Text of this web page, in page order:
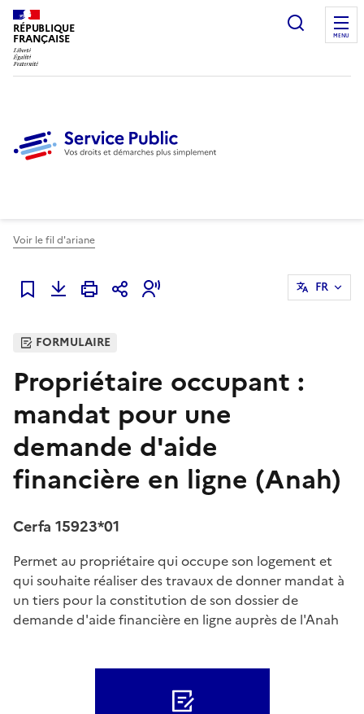
RÉPUBLIQUE
FRANÇAISE
Ouvrir
MENU
Voir le fil d'ariane
Ajouter à mes favoris
FR
FORMULAIRE
Propriétaire occupant :
mandat pour une
demande d'aide
financière en ligne (Anah)
Cerfa 15923*01
Permet au propriétaire qui occupe son logement et
qui souhaite réaliser des travaux de donner mandat à
un tiers pour la constitution de son dossier de
demande d'aide financière en ligne auprès de l'Anah